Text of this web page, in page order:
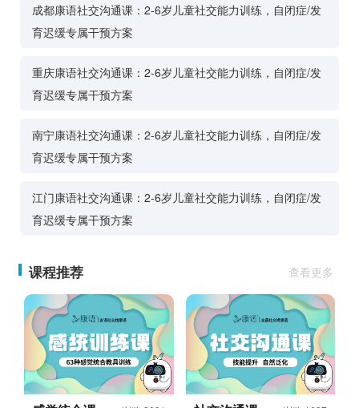
成都康语社交沟通课：2-6岁儿童社交能力训练，自闭症/发
育迟缓专属干预方案
重庆康语社交沟通课：2-6岁儿童社交能力训练，自闭症/发
育迟缓专属干预方案
南宁康语社交沟通课：2-6岁儿童社交能力训练，自闭症/发
育迟缓专属干预方案
江门康语社交沟通课：2-6岁儿童社交能力训练，自闭症/发
育迟缓专属干预方案
课程推荐 查看更多